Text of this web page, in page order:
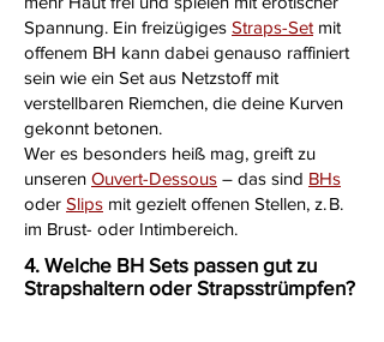
Spannung. Ein freizügiges Straps-Set mit
offenem BH kann dabei genauso raffiniert
sein wie ein Set aus Netzstoff mit
verstellbaren Riemchen, die deine Kurven
gekonnt betonen.
Wer es besonders heiß mag, greift zu
unseren Ouvert-Dessous – das sind BHs
oder Slips mit gezielt offenen Stellen, z. B.
im Brust- oder Intimbereich.
4. Welche BH Sets passen gut zu
Strapshaltern oder Strapsstrümpfen?